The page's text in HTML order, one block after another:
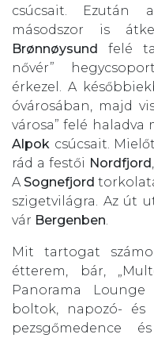
csúcsait. Ezután
másodszor is
Brønnøysund felé
nővér”
érkezel. A
óvárosában, majd
városa” felé haladva
Alpok csúcsait.
rád a festői Nordfjord
ASognefjord
szigetvilágra. Az út
vár Bergenben
Mit tartogat
étterem, bár,
Panorama
boltok, napozó- és
pezsgőmedence